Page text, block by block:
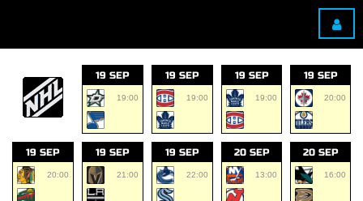
19 SEP
19:00
19 SEP
19:00
19 SEP
19:00
19 SEP
20:00
19 SEP
20:00
19 SEP
21:00
19 SEP
22:00
20 SEP
13:00
20 SEP
16:00